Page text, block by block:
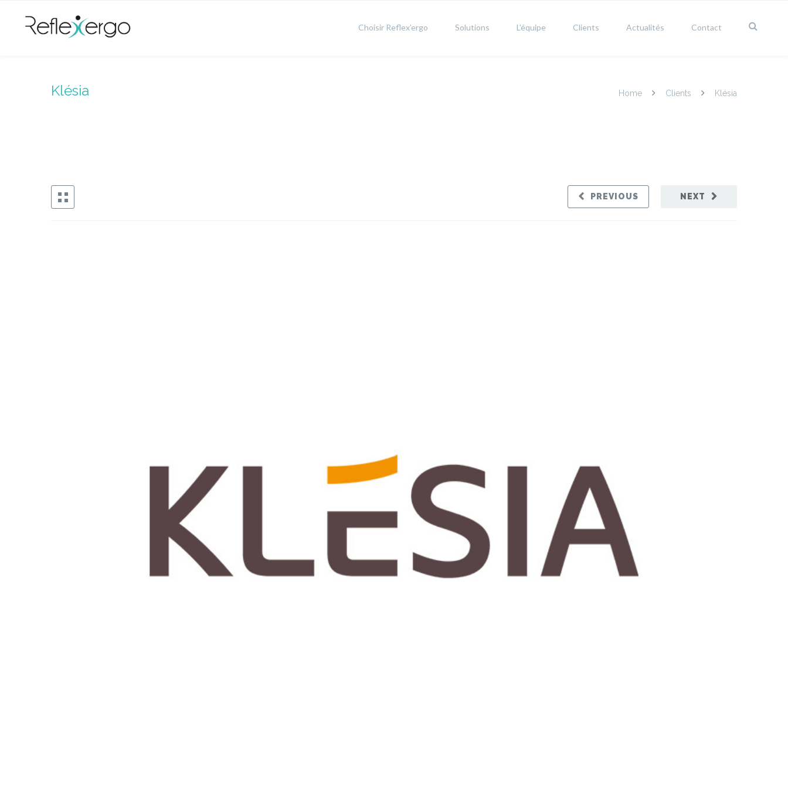
Choisir Reflex’ergo Solutions L’équipe Clients Actualités Contact
Klésia Home Clients Klésia
NEXT
PREVIOUS